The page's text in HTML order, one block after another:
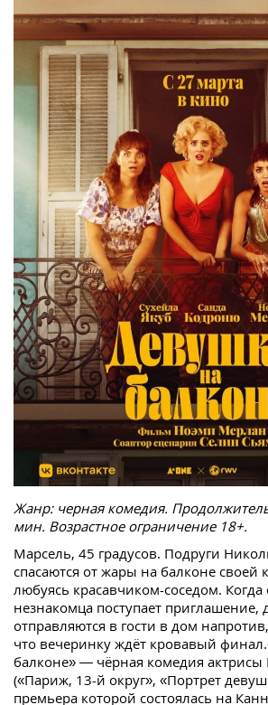
Жанр: черная комедия.
мин. Возрастное ограничение 18+.
Марсель, 45 градусов. Подруги
спасаются от жары на балконе своей
любуясь красавчиком-соседом. Когда
незнакомца поступает приглашение,
отправляются в гости в дом
что вечеринку ждёт кровавый
балконе» — чёрная комедия
(«Париж, 13-й округ», «Портрет
премьера которой состоялась на